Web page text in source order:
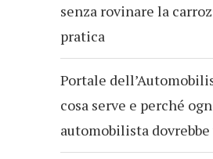
senza rovinare la
pratica
Portale
cosa serve e perché
automobilista